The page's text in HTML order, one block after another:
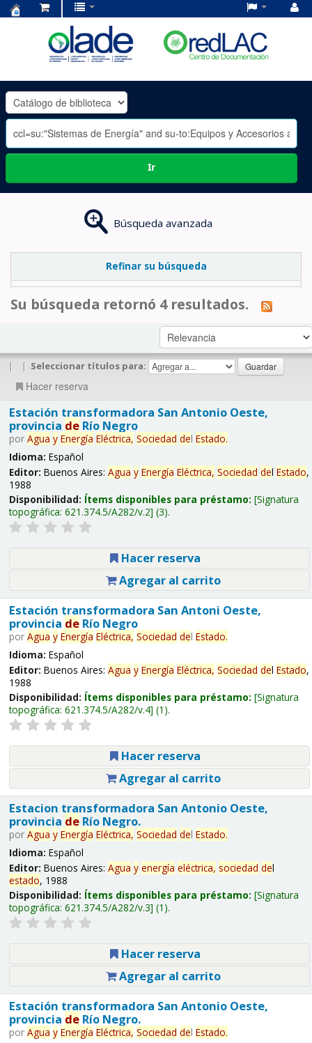
OLADE
-
Ir
Búsqueda avanzada
Refinar su búsqueda
Su búsqueda retornó 4 resultados.
| | Seleccionar títulos para:
Hacer reserva
Estación transformadora San Antonio Oeste,
provincia deRío Negro
por Agua y Energía Eléctrica, Sociedad del Estado.
Idioma: Español
Editor: Buenos Aires: Agua y Energía Eléctrica, Sociedad del Estado,
1988
Disponibilidad: Ítems disponibles para préstamo: Signatura
topográfica: 621.374.5/A282/v.2 (3).
Hacer reserva
Agregar al carrito
Estación transformadora San Antoni Oeste,
provincia deRío Negro
por Agua y Energía Eléctrica, Sociedad del Estado.
Idioma: Español
Editor: Buenos Aires: Agua y Energía Eléctrica, Sociedad del Estado,
1988
Disponibilidad: Ítems disponibles para préstamo: Signatura
topográfica: 621.374.5/A282/v.4 (1).
Hacer reserva
Agregar al carrito
Estacion transformadora San Antonio Oeste,
provincia deRío Negro.
por Agua y Energía Eléctrica, Sociedad del Estado.
Idioma: Español
Editor: Buenos Aires: Agua y energía eléctrica, sociedad del
estado, 1988
Disponibilidad: Ítems disponibles para préstamo: Signatura
topográfica: 621.374.5/A282/v.3 (1).
Hacer reserva
Agregar al carrito
Estación transformadora San Antonio Oeste,
provincia deRío Negro.
por Agua y Energía Eléctrica, Sociedad del Estado.